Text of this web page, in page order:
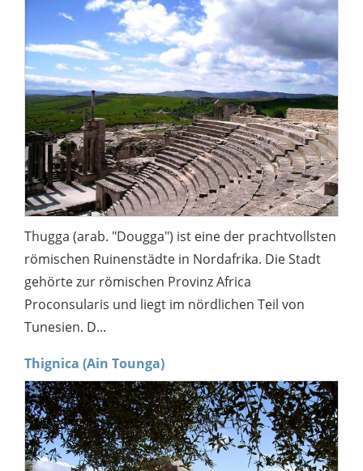
Thugga (arab. "Dougga") ist eine der prachtvollsten
römischen Ruinenstädte in Nordafrika. Die Stadt
gehörte zur römischen Provinz Africa
Proconsularis und liegt im nördlichen Teil von
Tunesien. D...
Thignica (Ain Tounga)